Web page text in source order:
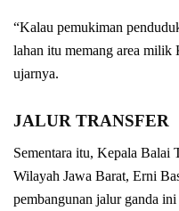
“Kalau pemukiman
lahan itu memang area milik
ujarnya.
JALUR TRANSFER
Sementara itu, Kepala Balai
Wilayah Jawa Barat, Erni
pembangunan jalur ganda